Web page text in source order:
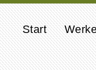
Start